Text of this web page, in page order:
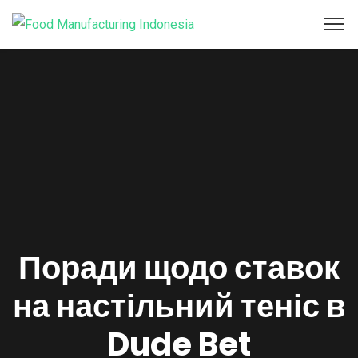
Поради щодо ставок
на настільний теніс в
Dude Bet